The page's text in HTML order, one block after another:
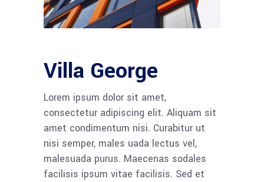
Villa George
Lorem ipsum dolor sit amet,
consectetur adipiscing elit. Aliquam sit
amet condimentum nisi. Curabitur ut
nisi semper, males uada lectus vel,
malesuada purus. Maecenas sodales
facilisis ipsum vitae facilisis. Sed et